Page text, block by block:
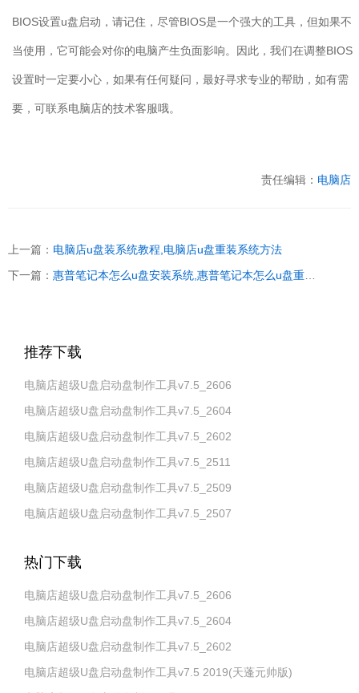
BIOS设置u盘启动，请记住，尽管BIOS是一个强大的工具，但如果不
当使用，它可能会对你的电脑产生负面影响。因此，我们在调整BIOS
设置时一定要小心，如果有任何疑问，最好寻求专业的帮助，如有需
要，可联系电脑店的技术客服哦。
责任编辑： 电脑店
上一篇： 电脑店u盘装系统教程,电脑店u盘重装系统方法
下一篇： 惠普笔记本怎么u盘安装系统,惠普笔记本怎么u盘重装系统
推荐下载
电脑店超级U盘启动盘制作工具v7.5_2606
电脑店超级U盘启动盘制作工具v7.5_2604
电脑店超级U盘启动盘制作工具v7.5_2602
电脑店超级U盘启动盘制作工具v7.5_2511
电脑店超级U盘启动盘制作工具v7.5_2509
电脑店超级U盘启动盘制作工具v7.5_2507
热门下载
电脑店超级U盘启动盘制作工具v7.5_2606
电脑店超级U盘启动盘制作工具v7.5_2604
电脑店超级U盘启动盘制作工具v7.5_2602
电脑店超级U盘启动盘制作工具v7.5 2019(天蓬元帅版)